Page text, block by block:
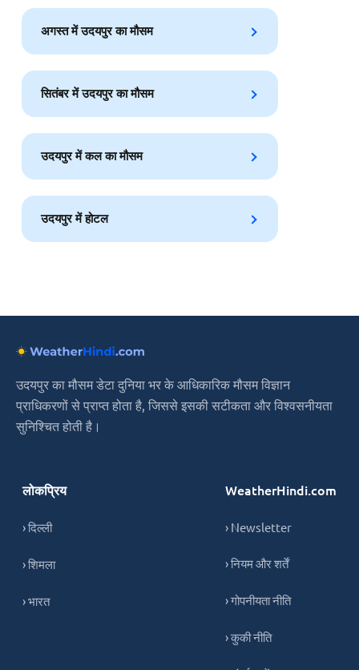
अगस्त में उदयपुर का मौसम
सितंबर में उदयपुर का मौसम
उदयपुर में कल का मौसम
उदयपुर में होटल
उदयपुर का मौसम डेटा दुनिया भर के आधिकारिक मौसम विज्ञान
प्राधिकरणों से प्राप्त होता है, जिससे इसकी सटीकता और विश्वसनीयता
सुनिश्चित होती है।
लोकप्रिय
› दिल्ली
› शिमला
› भारत
WeatherHindi.com
› Newsletter
› नियम और शर्तें
› गोपनीयता नीति
› कुकी नीति